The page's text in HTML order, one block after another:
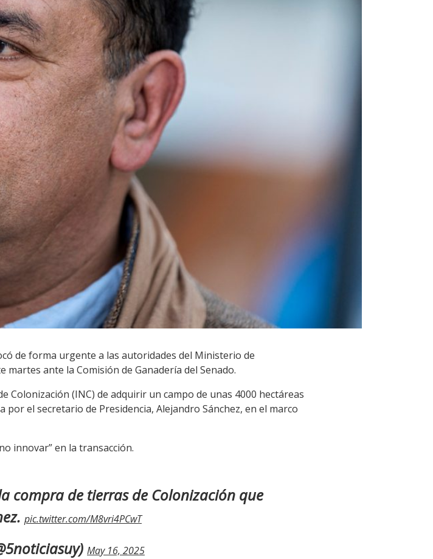
de forma urgente a las autoridades del Ministerio de
martes ante la Comisión de Ganadería del Senado.
Colonización (INC) de adquirir un campo de unas 4000 hectáreas
el secretario de Presidencia, Alejandro Sánchez, en el marco
innovar” en la transacción.
compra de tierras de Colonización que
pic.twitter.com/M8vri4PCwT
May 16, 2025